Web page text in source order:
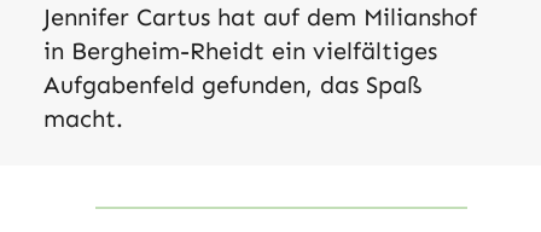
Jennifer Cartus hat auf dem Milianshof
in Bergheim-Rheidt ein vielfältiges
Aufgabenfeld gefunden, das Spaß
macht.